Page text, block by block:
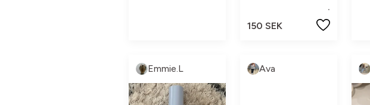
.
150 SEK
Emmie.L Ava